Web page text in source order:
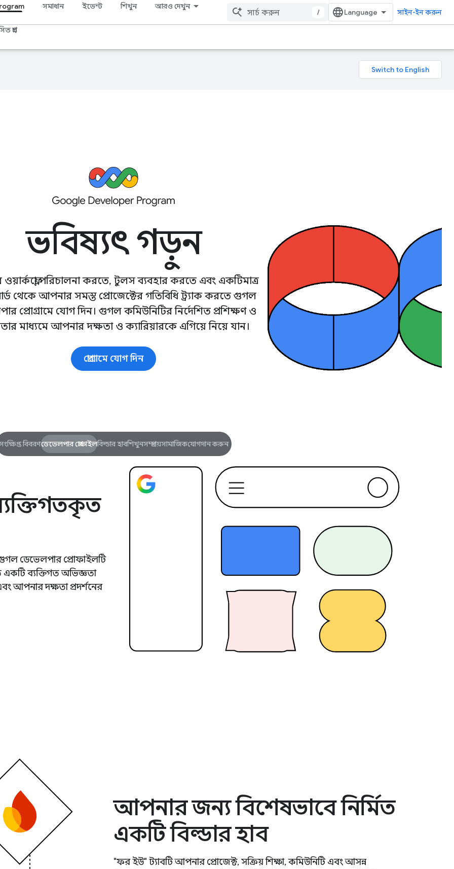
সমাধান ইভেন্ট শিখুন আরও দেখুন
/ সাইন-ইন করুন
প্রশ্ন
ভবিষ্যৎ গড়ুন
পরিচালনা করতে, টুলস ব্যবহার করতে এবং একটিমাত্র
থেকে আপনার সমস্ত প্রোজেক্টের গতিবিধি ট্র্যাক করতে গুগল
প্রোগ্রামে যোগ দিন। গুগল কমিউনিটির নির্দেশিত প্রশিক্ষণ ও
মাধ্যমে আপনার দক্ষতা ও ক্যারিয়ারকে এগিয়ে নিয়ে যান।
প্রোগ্রামে যোগ দিন
বিবরণডেভেলপার প্রোফাইলবিল্ডার হাবশিখুনসম্প্রদায়সামাজিকযোগদান করুন
ডেভেলপার প্রোফাইলটি
একটি ব্যক্তিগত অভিজ্ঞতা
আপনার দক্ষতা প্রদর্শনের
আপনার জন্য বিশেষভাবে নির্মিত
একটি বিল্ডার হাব
"ফর ইউ" ট্যাবটি আপনার প্রোজেক্ট, সক্রিয় শিক্ষা, কমিউনিটি এবং আসন্ন